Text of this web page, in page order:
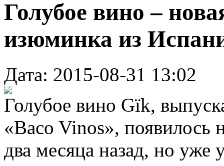
Голубое вино –
изюминка из
Дата: 2015-08-31 13:02
Голубое вино Gïk,
«Baco Vinos», появилось
два месяца назад, но уже